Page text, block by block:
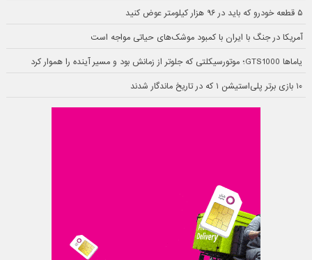
۵ قطعه خودرو که باید در ۹۶ هزار کیلومتر عوض کنید
آمریکا در جنگ با ایران با کمبود موشک‌های حیاتی مواجه است
یاماها GTS1000؛ موتورسیکلتی که جلوتر از زمانش بود و مسیر آینده را هموار کرد
۱۰ بازی برتر پلی‌استیشن ۱ که در تاریخ ماندگار شدند